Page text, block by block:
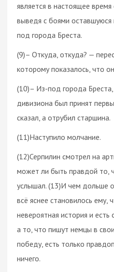
является в настоящее
выведя с боями оставшуюся
под города Бреста.
(9)– Откуда, откуда? —
которому показалось, что
(10)– Из-под города
дивизиона был принят
сказал, а отрубил старшина.
(11)Наступило молчание.
(12)Серпилин смотрел на
может ли быть правдой то,
услышал. (13)И чем дольше
всё яснее становилось ему,
невероятная история и есть
а то, что пишут немцы в
победу, есть только
ничего.